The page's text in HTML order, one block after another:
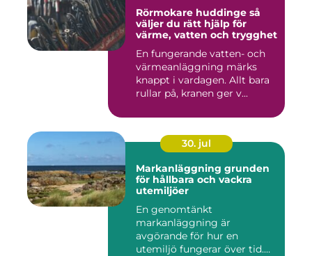
Rörmokare huddinge så
väljer du rätt hjälp för
värme, vatten och trygghet
En fungerande vatten- och
värmeanläggning märks
knappt i vardagen. Allt bara
rullar på, kranen ger v...
30. jul
Markanläggning grunden
för hållbara och vackra
utemiljöer
En genomtänkt
markanläggning är
avgörande för hur en
utemiljö fungerar över tid.